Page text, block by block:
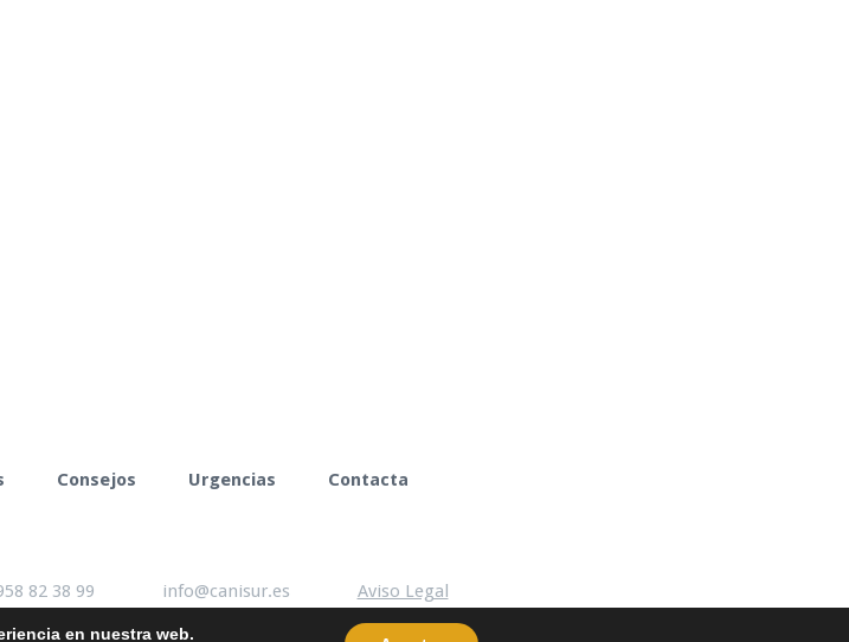
Consejos Urgencias Contacta
82 38 99 info@canisur.es Aviso Legal
en nuestra web.